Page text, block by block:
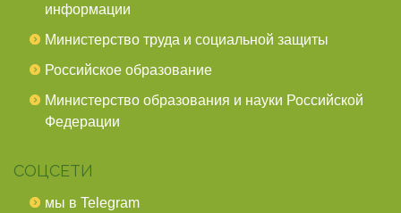
информации
Министерство труда и социальной защиты
Российское образование
Министерство образования и науки Российской
Федерации
СОЦСЕТИ
мы в Telegram